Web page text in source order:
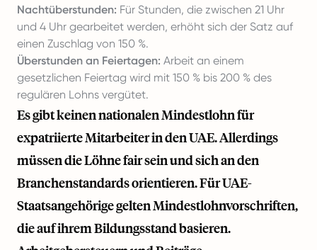
Nachtüberstunden: Für Stunden, die zwischen 21 Uhr
und 4 Uhr gearbeitet werden, erhöht sich der Satz auf
einen Zuschlag von 150 %.
Überstunden an Feiertagen: Arbeit an einem
gesetzlichen Feiertag wird mit 150 % bis 200 % des
regulären Lohns vergütet.
Es gibt keinen nationalen Mindestlohn für
expatriierte Mitarbeiter in den UAE. Allerdings
müssen die Löhne fair sein und sich an den
Branchenstandards orientieren. Für UAE-
Staatsangehörige gelten Mindestlohnvorschriften,
die auf ihrem Bildungsstand basieren.